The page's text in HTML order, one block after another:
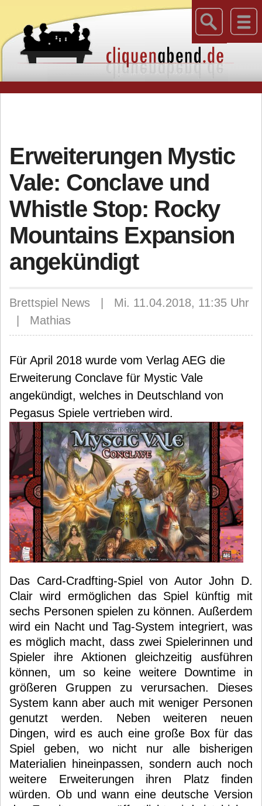
Erweiterungen Mystic
Vale: Conclave und
Whistle Stop: Rocky
Mountains Expansion
angekündigt
Brettspiel News | Mi. 11.04.2018, 11:35 Uhr
| Mathias
Für April 2018 wurde vom Verlag AEG die
Erweiterung Conclave für Mystic Vale
angekündigt, welches in Deutschland von
Pegasus Spiele vertrieben wird.
Das Card-Cradfting-Spiel von Autor John D.
Clair wird ermöglichen das Spiel künftig mit
sechs Personen spielen zu können. Außerdem
wird ein Nacht und Tag-System integriert, was
es möglich macht, dass zwei Spielerinnen und
Spieler ihre Aktionen gleichzeitig ausführen
können, um so keine weitere Downtime in
größeren Gruppen zu verursachen. Dieses
System kann aber auch mit weniger Personen
genutzt werden. Neben weiteren neuen
Dingen, wird es auch eine große Box für das
Spiel geben, wo nicht nur alle bisherigen
Materialien hineinpassen, sondern auch noch
weitere Erweiterungen ihren Platz finden
würden. Ob und wann eine deutsche Version